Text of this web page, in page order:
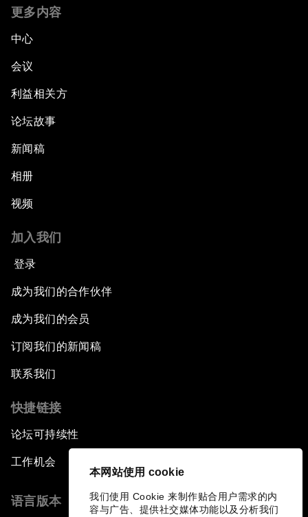
本网站使用 cookie
我们使用 Cookie 来制作贴合用户需求的内
容与广告、提供社交媒体功能以及分析我们
更多内容
中心
会议
利益相关方
论坛故事
新闻稿
相册
视频
加入我们
登录
成为我们的合作伙伴
成为我们的会员
订阅我们的新闻稿
联系我们
快捷链接
论坛可持续性
工作机会
语言版本